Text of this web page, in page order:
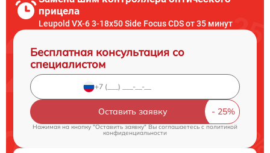
прицела
Leupold VX-6 3-18x50 Side Focus CDS от 35 минут
Бесплатная консультация со
специалистом
Оставить заявку
Нажимая на кнопку "Оставить заявку" Вы соглашаетесь cполитикой
конфиденциальности